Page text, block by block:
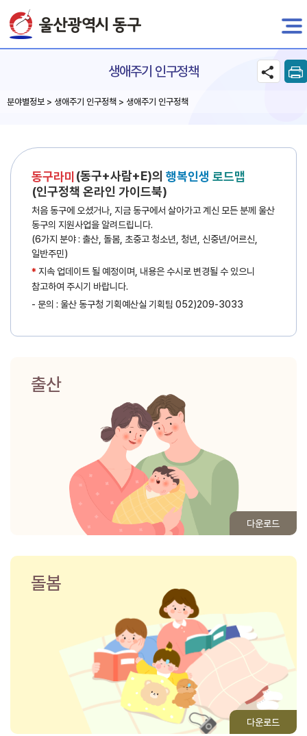
전자민원
생애주기 인구정책
분야별정보 > 생애주기 인구정책 > 생애주기 인구정책
동구라미(동구+사람+E)의 행복인생 로드맵
(인구정책 온라인 가이드북)
처음 동구에 오셨거나, 지금 동구에서 살아가고 계신 모든 분께 울산
동구의 지원사업을 알려드립니다.
(6가지 분야 : 출산, 돌봄, 초중고 청소년, 청년, 신중년/어르신,
일반주민)
*지속 업데이트 될 예정이며, 내용은 수시로 변경될 수 있으니
참고하여 주시기 바랍니다.
- 문의 : 울산 동구청 기획예산실 기획팀 052)209-3033
출산
다운로드
돌봄
다운로드